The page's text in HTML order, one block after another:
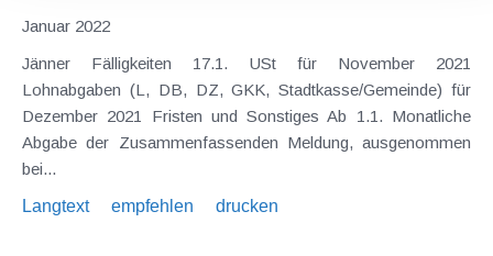
Januar 2022
Jänner Fälligkeiten 17.1. USt für November 2021
Lohnabgaben (L, DB, DZ, GKK, Stadtkasse/Gemeinde) für
Dezember 2021 Fristen und Sonstiges Ab 1.1. Monatliche
Abgabe der Zusammenfassenden Meldung, ausgenommen
bei...
Langtext
empfehlen drucken